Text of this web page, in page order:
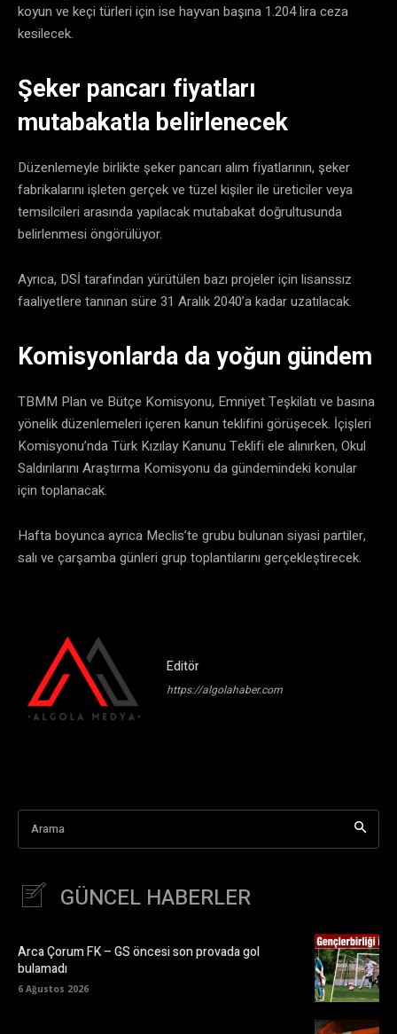
koyun ve keçi türleri için ise hayvan başına 1.204 lira ceza
kesilecek.
Şeker pancarı fiyatları
mutabakatla belirlenecek
Düzenlemeyle birlikte şeker pancarı alım fiyatlarının, şeker
fabrikalarını işleten gerçek ve tüzel kişiler ile üreticiler veya
temsilcileri arasında yapılacak mutabakat doğrultusunda
belirlenmesi öngörülüyor.
Ayrıca, DSİ tarafından yürütülen bazı projeler için lisanssız
faaliyetlere tanınan süre 31 Aralık 2040’a kadar uzatılacak.
Komisyonlarda da yoğun gündem
TBMM Plan ve Bütçe Komisyonu, Emniyet Teşkilatı ve basına
yönelik düzenlemeleri içeren kanun teklifini görüşecek. İçişleri
Komisyonu’nda Türk Kızılay Kanunu Teklifi ele alınırken, Okul
Saldırılarını Araştırma Komisyonu da gündemindeki konular
için toplanacak.
Hafta boyunca ayrıca Meclis’te grubu bulunan siyasi partiler,
salı ve çarşamba günleri grup toplantılarını gerçekleştirecek.
Editör
https://algolahaber.com
Arama
GÜNCEL HABERLER
Arca Çorum FK – GS öncesi son provada gol
bulamadı
6 Ağustos 2026